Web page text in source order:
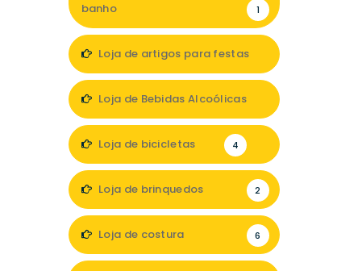
banho 1
Loja de artigos para festas
Loja de Bebidas Alcoólicas
Loja de bicicletas 4
Loja de brinquedos 2
Loja de costura 6